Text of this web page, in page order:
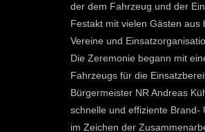
der dem Fahrzeug und der
Festakt mit vielen Gästen aus
Vereine und
Die Zeremonie begann mit
Fahrzeugs für die
Bürgermeister NR Andreas
schnelle und effiziente
im Zeichen der